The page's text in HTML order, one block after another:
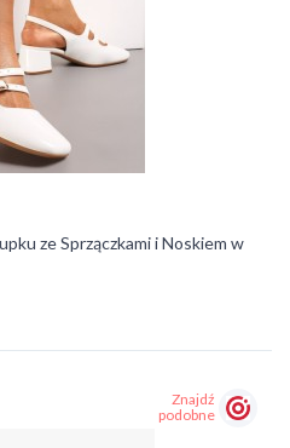
ze Sprzączkami i Noskiem w
Znajdź
podobne